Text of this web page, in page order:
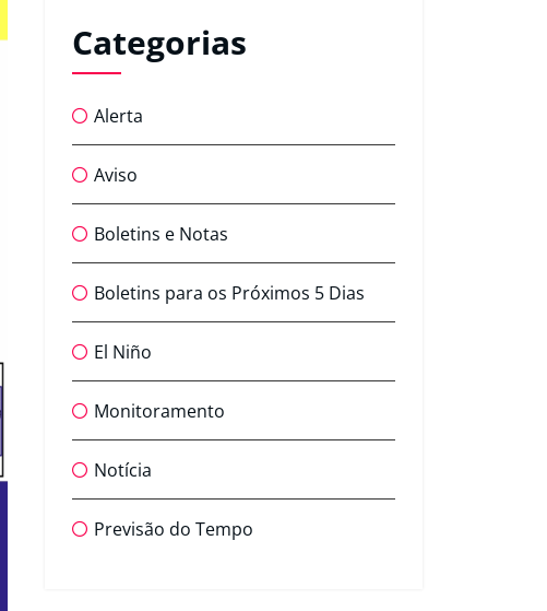
Categorias
Alerta
Aviso
Boletins e Notas
Boletins para os Próximos 5 Dias
El Niño
Monitoramento
Notícia
Previsão do Tempo